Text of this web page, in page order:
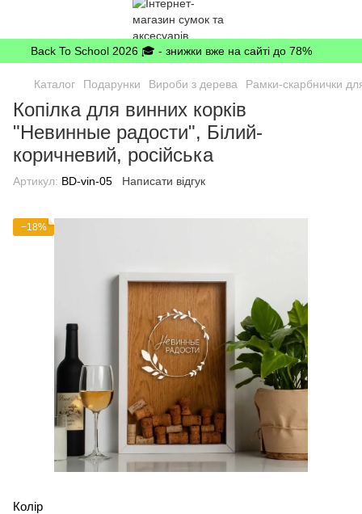
Back To School 2026 🎓 - знижки вже на сайті до 78%
Каталог Подарунки Вироби з дерева Рамки-скарбнички
Копілка для винних корків
"Невинные радости", Білий-
коричневий, російська
Артикул: BD-vin-05 Написати відгук
−18%
Колір